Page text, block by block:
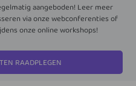
aangeboden! Leer meer
via onze webconferenties of
onze online workshops!
RAADPLEGEN